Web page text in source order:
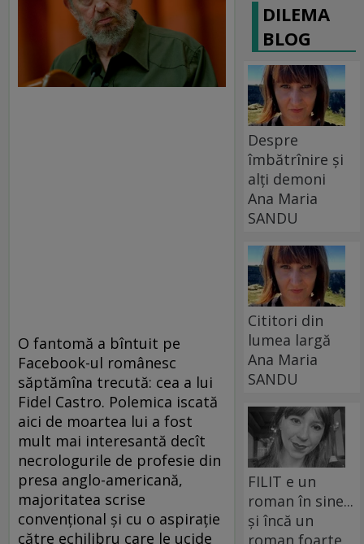
O fantomă a bîntuit pe
Facebook-ul românesc
săptămîna trecută: cea a lui
Fidel Castro. Polemica iscată
aici de moartea lui a fost
mult mai interesantă decît
necrologurile de profesie din
presa anglo-americană,
majoritatea scrise
convențional și cu o aspirație
către echilibru care le ucide
DILEMA
BLOG
Despre
îmbătrînire și
alți demoni
Ana Maria
SANDU
Cititori din
lumea largă
Ana Maria
SANDU
FILIT e un
roman în sine...
și încă un
roman foarte